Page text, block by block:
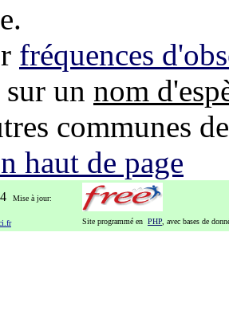
fréquences
un nom
communes
haut de page
Mise à jour:
Site programmé en PHP , avec bases de